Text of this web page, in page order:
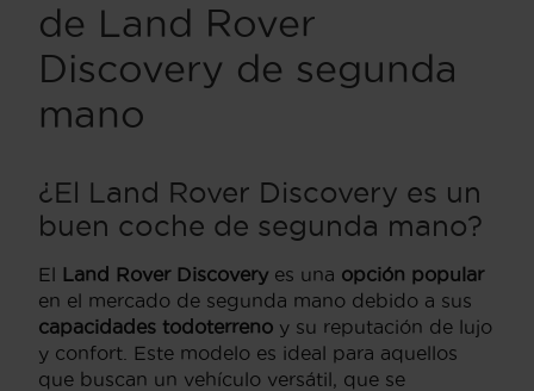
de Land Rover
Discovery de segunda
mano
¿El Land Rover Discovery es un
buen coche de segunda mano?
El Land Rover Discovery es una opción popular
en el mercado de segunda mano debido a sus
capacidades todoterreno y su reputación de lujo
y confort. Este modelo es ideal para aquellos
que buscan un vehículo versátil, que se